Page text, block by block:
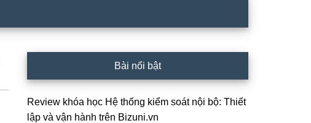
chính
Bài nổi bật
Review khóa học Hệ thống kiểm soát nội bộ: Thiết
lập và vận hành trên Bizuni.vn